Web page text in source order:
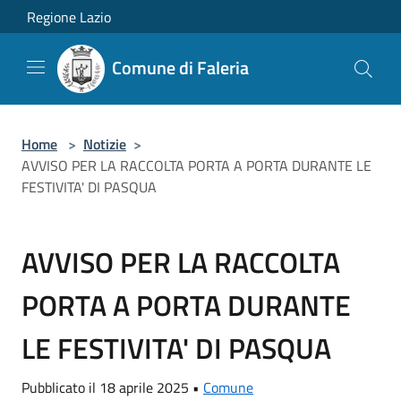
Salta al contenuto principale
Regione Lazio
Comune di Faleria
Home > Notizie >
AVVISO PER LA RACCOLTA PORTA A PORTA DURANTE LE
FESTIVITA' DI PASQUA
AVVISO PER LA RACCOLTA
PORTA A PORTA DURANTE
LE FESTIVITA' DI PASQUA
Pubblicato il 18 aprile 2025 • Comune